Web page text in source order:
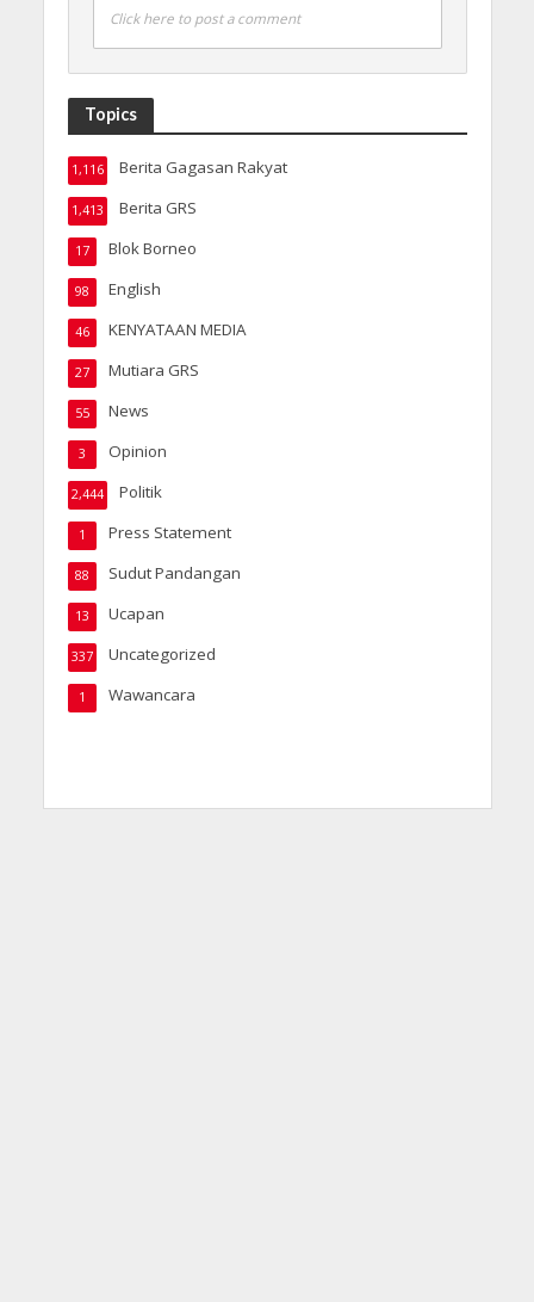
Click here to post a comment
Topics
Berita Gagasan Rakyat
1,116
Berita GRS
1,413
Blok Borneo
17
English
98
KENYATAAN MEDIA
46
Mutiara GRS
27
News
55
Opinion
3
Politik
2,444
Press Statement
1
Sudut Pandangan
88
Ucapan
13
Uncategorized
337
Wawancara
1